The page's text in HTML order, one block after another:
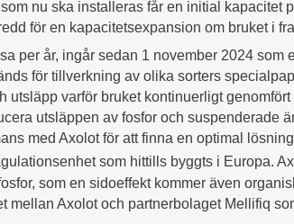
nu ska installeras får en initial kapacitet
för en kapacitetsexpansion om bruket i
per år, ingår sedan 1 november 2024
för tillverkning av olika sorters
varför bruket kontinuerligt
utsläppen av fosfor och suspenderade
med Axolot för att finna en optimal
som hittills byggts i Europa.
som en sidoeffekt kommer även
mellan Axolot och partnerbolaget Mellifiq